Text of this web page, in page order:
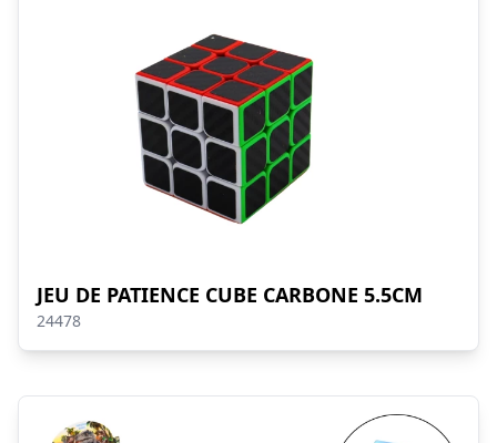
JEU DE PATIENCE CUBE CARBONE 5.5CM
24478